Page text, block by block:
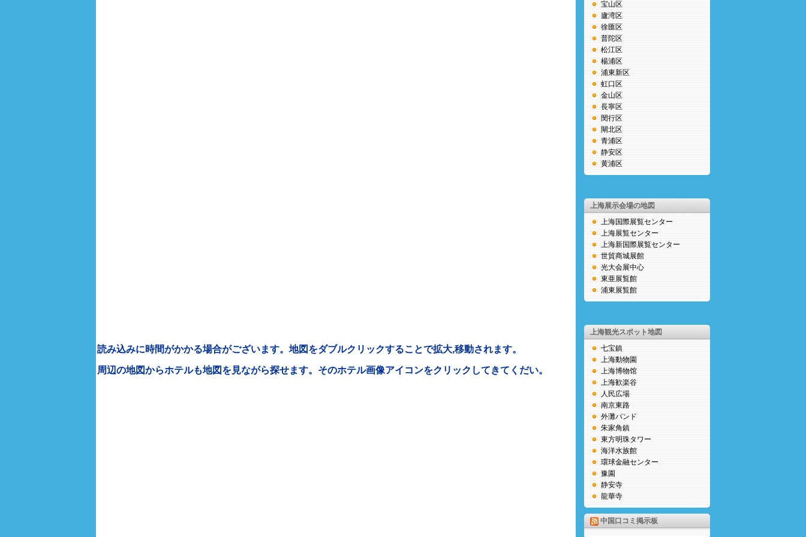
読み込みに時間がかかる場合がございます。地図をダブルクリックすることで拡大,移動されます。
周辺の地図からホテルも地図を見ながら探せます。そのホテル画像アイコンをクリックしてきてくだい。
宝山区
廬湾区
徐匯区
普陀区
松江区
楊浦区
浦東新区
虹口区
金山区
長寧区
閔行区
閘北区
青浦区
静安区
黄浦区
上海展示会場の地図
上海国際展覧センター
上海展覧センター
上海新国際展覧センター
世貿商城展館
光大会展中心
東亜展覧館
浦東展覧館
上海観光スポット地図
七宝鎮
上海動物園
上海博物馆
上海歓楽谷
人民広場
南京東路
外灘バンド
朱家角鎮
東方明珠タワー
海洋水族館
環球金融センター
豫園
静安寺
龍華寺
中国口コミ掲示板